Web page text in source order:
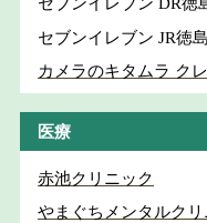
セブンイレブン JR徳
カメラのキタムラ ク
医療
赤池クリニック
やまぐちメンタルクリ